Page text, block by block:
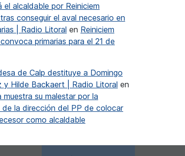
que no s’està cobrint”
que tinga ganes de trobar feina prompte,
el alcaldable por Reiniciem
conseguir el aval necesario en
| Radio Litoral en Reiniciem
primarias para el 21 de
de Calp destituye a Domingo
y Hilde Backaert | Radio Litoral en
muestra su malestar por la
de la dirección del PP de colocar
como alcaldable